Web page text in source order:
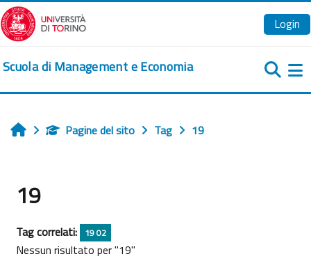
Vai al contenuto principale
Login
Scuola di Management e Economia
HomePagine del sito Tag 19
19
Tag correlati: 19 02
Nessun risultato per "19"